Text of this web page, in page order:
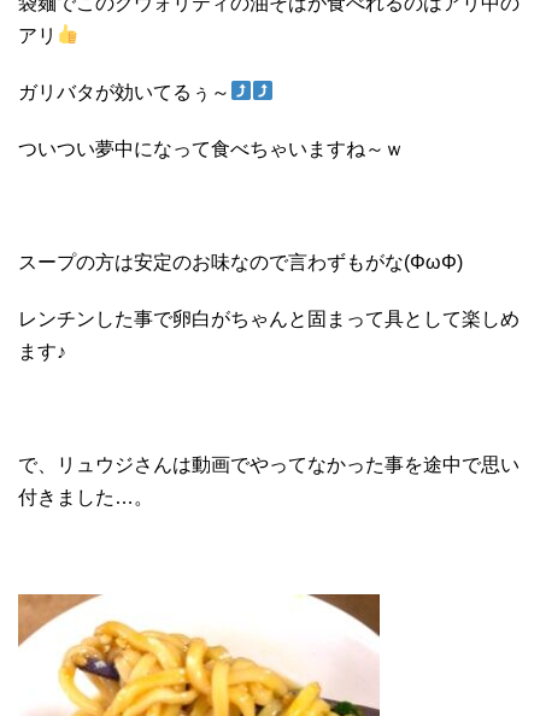
アリ
ガリバタが効いてるぅ～
ついつい夢中になって食べちゃいますね～ｗ
スープの方は安定のお味なので言わずもがな(ΦωΦ)
レンチンした事で卵白がちゃんと固まって具として楽しめ
ます♪
で、リュウジさんは動画でやってなかった事を途中で思い
付きました…。